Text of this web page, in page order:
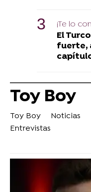
¡Te lo
El
fuerte,
Toy Boy
Toy Boy Noticias
Entrevistas